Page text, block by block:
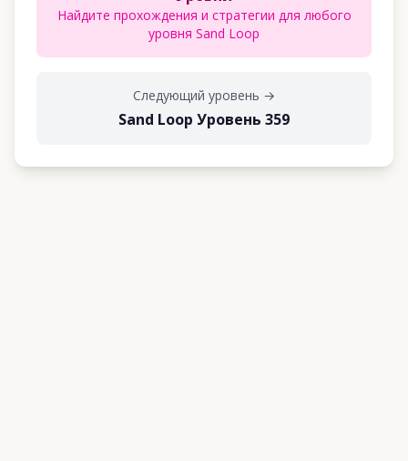
Найдите прохождения и стратегии для любого
уровня Sand Loop
Следующий уровень →
Sand Loop Уровень 359